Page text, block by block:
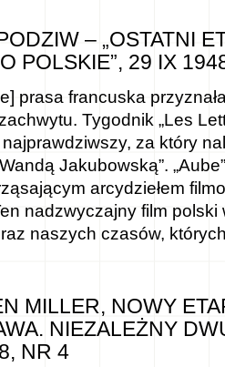
– „OSTATNI
POLSKIE”, 29 IX
prasa francuska
Tygodnik „Les
najprawdziwszy, za który
Jakubowską”.
arcydziełem
nadzwyczajny film polski
naszych czasów,
MILLER, NOWY
NIEZALEŻNY
NR 4